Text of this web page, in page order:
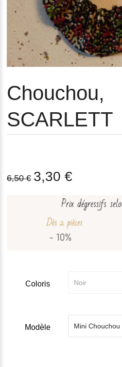
Chouchou,
SCARLETT
6,50 € 3,30 €
Coloris
Modèle